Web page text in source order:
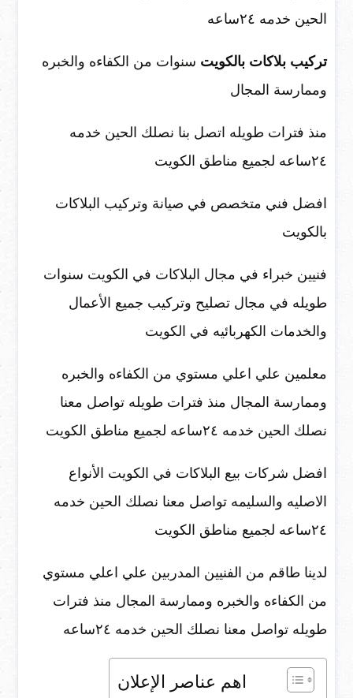
الحين خدمه ٢٤ساعه
تركيب بلاكات بالكويت سنوات من الكفاءه والخبره
وممارسة المجال
منذ فترات طويله اتصل بنا نصلك الحين خدمه
٢٤ساعه لجميع مناطق الكويت
افضل فني متخصص في صيانة وتركيب البلاكات
بالكويت
فنيين خبراء في مجال البلاكات في الكويت سنوات
طويله في مجال تصليح وتركيب جميع الأعمال
والخدمات الكهربائيه في الكويت
معلمين علي اعلي مستوي من الكفاءه والخبره
وممارسة المجال منذ فترات طويله تواصل معنا
نصلك الحين خدمه ٢٤ساعه لجميع مناطق الكويت
افضل شركات بيع البلاكات في الكويت الأنواع
الاصليه والسليمه تواصل معنا نصلك الحين خدمه
٢٤ساعه لجميع مناطق الكويت
لدينا طاقم من الفنيين المدربين علي اعلي مستوي
من الكفاءه والخبره وممارسة المجال منذ فترات
طويله تواصل معنا نصلك الحين خدمه ٢٤ساعه
اهم عناصر الإعلان